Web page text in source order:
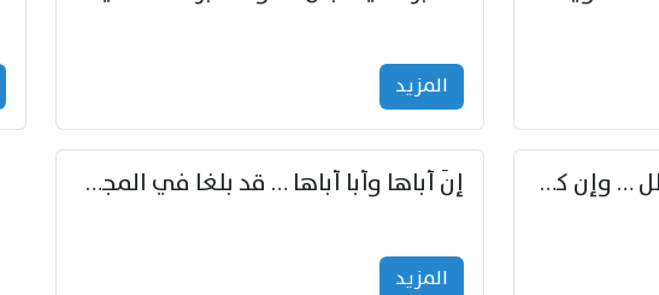
المزید
أفاطم مهلا بعض هذا التدلل … وإن كنت قد أزمعت صرمي فأجملي إنّ أباها وأبا أباها … قد بلغا في المجد غايتاها
المزید